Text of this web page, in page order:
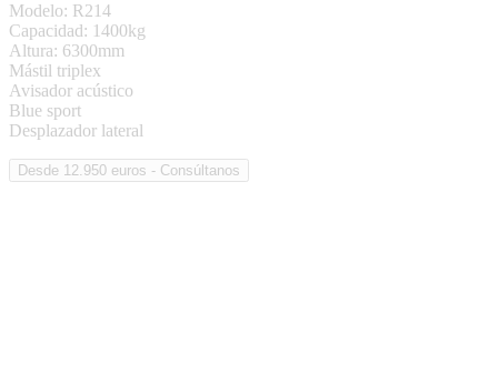
Modelo: R214
Capacidad: 1400kg
Altura: 6300mm
Mástil triplex
Avisador acústico
Blue sport
Desplazador lateral
Desde 12.950 euros - Consúltanos